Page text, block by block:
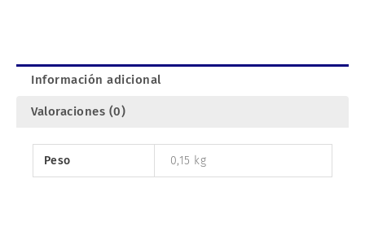
Información adicional
Valoraciones (0)
Peso 0,15 kg